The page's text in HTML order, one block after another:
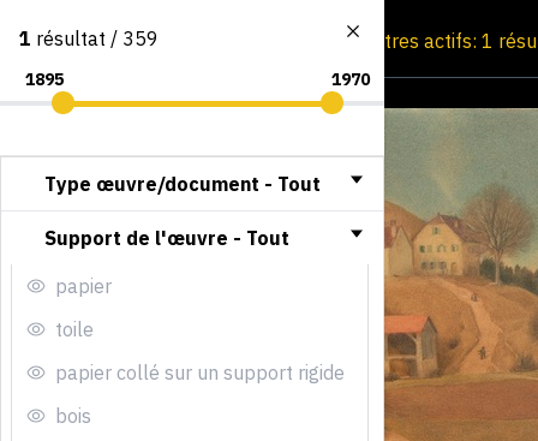
Consultation par image Filtres actifs: 1
1 résultat / 359
Type œuvre/document - Tout
Support de l'œuvre - Tout
papier
toile
papier collé sur un support rigide
bois